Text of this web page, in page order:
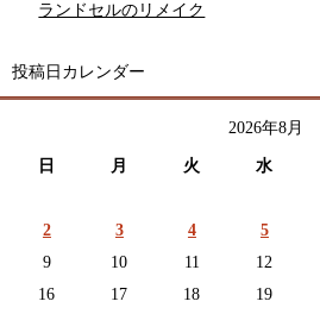
ランドセルのリメイク
投稿日カレンダー
2026年8月
日 月 火 水
2
3 4 5
9
10 11 12
16
17 18 19